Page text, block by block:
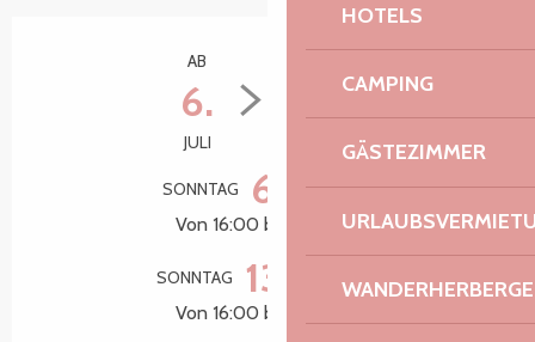
HOTELS
CAMPING
GÄSTEZIMMER
AB
6.
JULI
31.
AUGUST
SONNTAG 6. SEPTEMBER
Von 16:00 bis zu 17:00
SONNTAG 13. SEPTEMBER
Von 16:00 bis zu 17:00